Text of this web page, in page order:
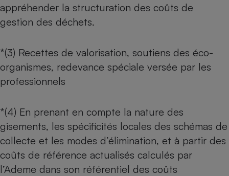
appréhender la structuration des coûts de
gestion des déchets.
*(3) Recettes de valorisation, soutiens des éco-
organismes, redevance spéciale versée par les
professionnels
*(4) En prenant en compte la nature des
gisements, les spécificités locales des schémas de
collecte et les modes d’élimination, et à partir des
coûts de référence actualisés calculés par
l’Ademe dans son référentiel des coûts